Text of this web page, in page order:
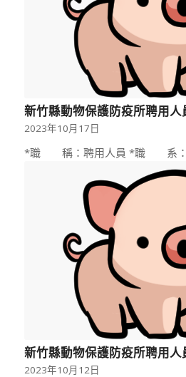
新竹縣動物保護防疫所聘用人
2023年10月17日
*職 稱：聘用人員 *職 系：
新竹縣動物保護防疫所聘用
2023年10月12日